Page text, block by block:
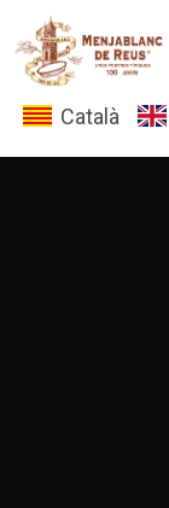
Català